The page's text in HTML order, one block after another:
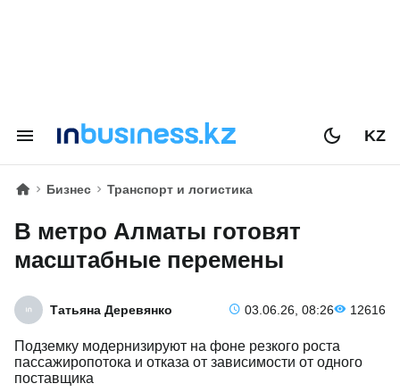
KZ
Бизнес Транспорт и логистика
В метро Алматы готовят
масштабные перемены
Татьяна Деревянко 03.06.26, 08:26 12616
Подземку модернизируют на фоне резкого роста
пассажиропотока и отказа от зависимости от одного
поставщика